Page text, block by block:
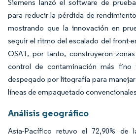
Siemens lanzó el software de
para reducir la pérdida de
mostrando que la innovación en
seguir el ritmo del escalado del front-
OSAT, por tanto, construyeron
control de contaminación más fino
despegado por litografía para
líneas de empaquetado
Análisis geográfico
Asia-Pacífico retuvo el 72,90% de